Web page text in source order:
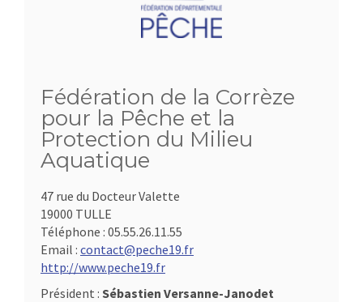
Fédération de la Corrèze
pour la Pêche et la
Protection du Milieu
Aquatique
47 rue du Docteur Valette
19000 TULLE
Téléphone : 05.55.26.11.55
Email : contact@peche19.fr
http://www.peche19.fr
Président : Sébastien Versanne-Janodet